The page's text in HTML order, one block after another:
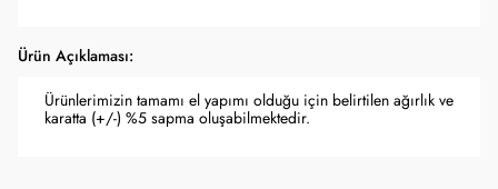
Ürün Açıklaması:
Ürünlerimizin tamamı el yapımı olduğu için belirtilen ağırlık ve
karatta (+/-) %5 sapma oluşabilmektedir.